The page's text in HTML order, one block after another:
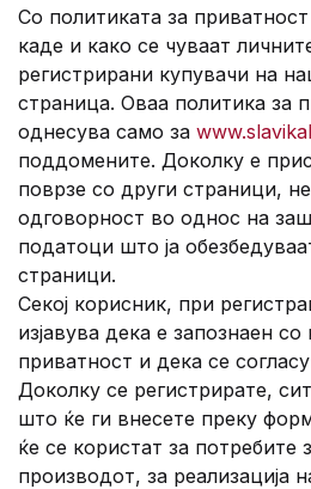
За нас
Со политиката за
каде и како се чуваат
регистрирани купувачи на
страница. Оваа политика за
однесува само за
поддомените. Доколку е
поврзе со други страници,
одговорност во однос на
податоци што ја
страници.
Секој корисник, при
изјавува дека е запознаен
приватност и дека се
Доколку се регистрирате,
што ќе ги внесете преку
ќе се користат за потребите
производот, за реализација